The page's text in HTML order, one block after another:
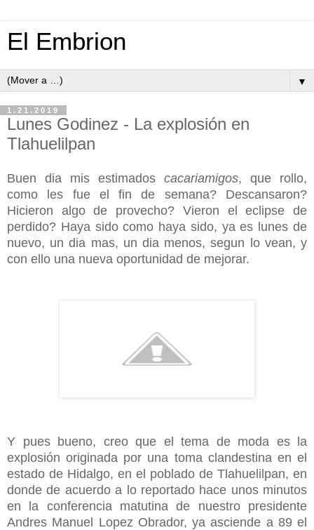
El Embrion
▼
1.21.2019
Lunes Godinez - La explosión en
Tlahuelilpan
Buen dia mis estimados cacariamigos, que rollo,
como les fue el fin de semana? Descansaron?
Hicieron algo de provecho? Vieron el eclipse de
perdido? Haya sido como haya sido, ya es lunes de
nuevo, un dia mas, un dia menos, segun lo vean, y
con ello una nueva oportunidad de mejorar.
Y pues bueno, creo que el tema de moda es la
explosión originada por una toma clandestina en el
estado de Hidalgo, en el poblado de Tlahuelilpan, en
donde de acuerdo a lo reportado hace unos minutos
en la conferencia matutina de nuestro presidente
Andres Manuel Lopez Obrador, ya asciende a 89 el